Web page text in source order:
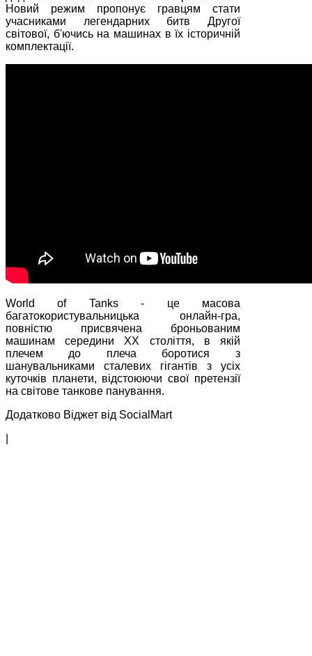
Новий режим пропонує гравцям стати
учасниками легендарних битв Другої
світової, б'ючись на машинах в їх історичній
комплектації.
World of Tanks - це масова
багатокористувальницька онлайн-гра,
повністю присвячена броньованим
машинам середини XX століття, в якій
плечем до плеча боротися з
шанувальниками сталевих гігантів з усіх
куточків планети, відстоюючи свої претензії
на світове танкове панування.
Додатково Віджет від SocialMart